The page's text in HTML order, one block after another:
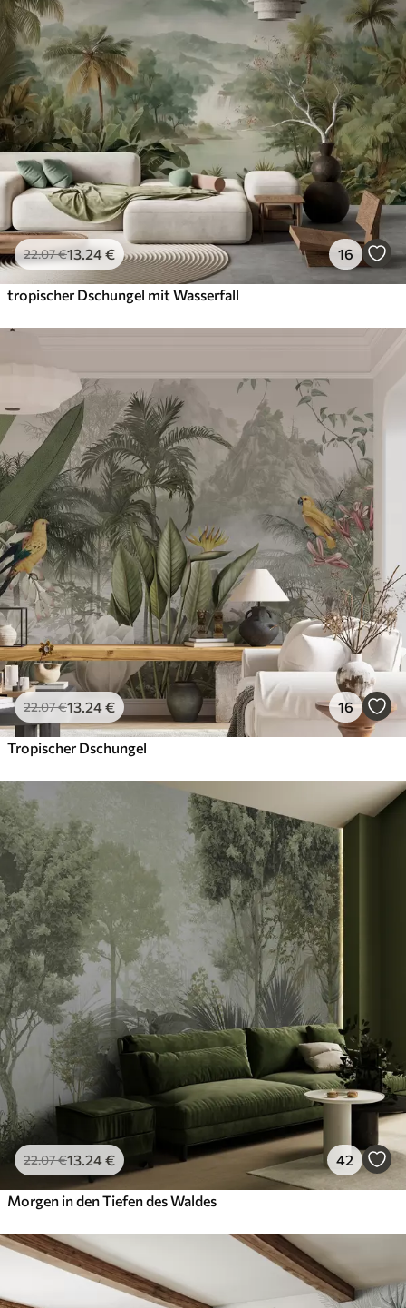
22.07€13.24€ 16
tropischer Dschungel mit Wasserfall
22.07€13.24€ 16
Tropischer Dschungel
22.07€13.24€ 42
Morgen in den Tiefen des Waldes